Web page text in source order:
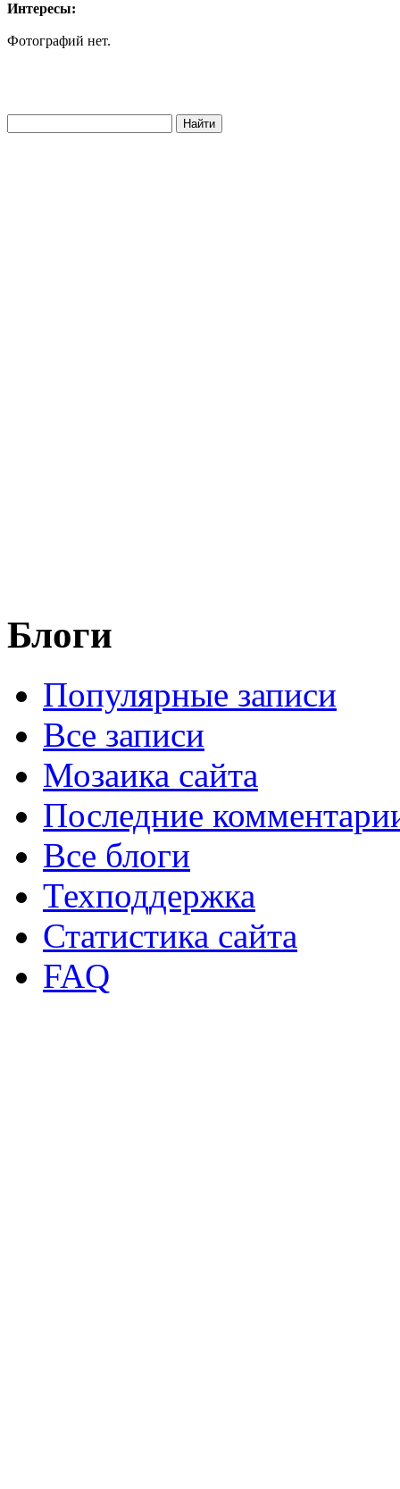
Интересы:
Фотографий нет.
Блоги
Популярные записи
Все записи
Мозаика сайта
Последние
Все блоги
Техподдержка
Статистика сайта
FAQ